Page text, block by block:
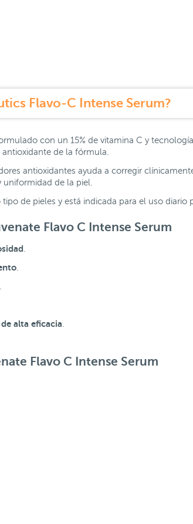
Flavo-C Intense Serum?
con un 15% de vitamina C y
de la fórmula.
antioxidantes ayuda a corregir
de la piel.
de pieles y está indicada para el uso diario
Flavo C Intense Serum
alta eficacia
Flavo C Intense Serum